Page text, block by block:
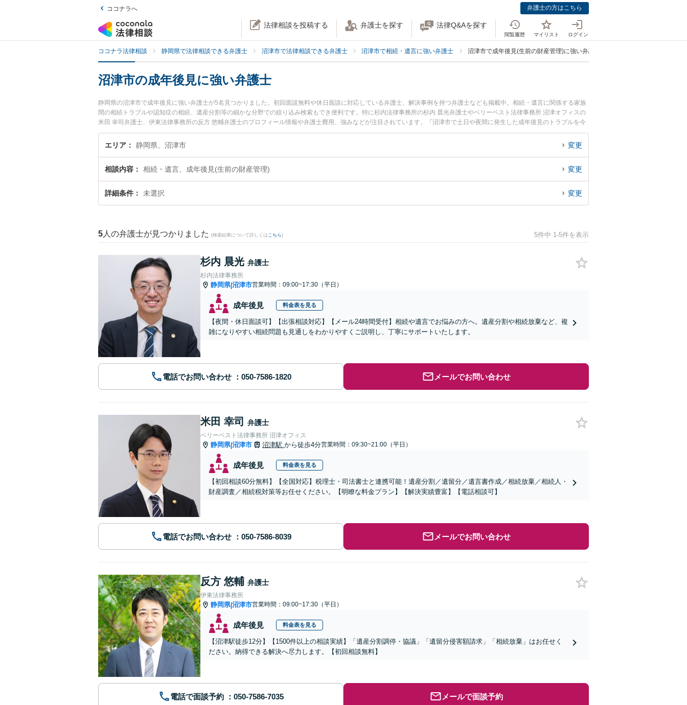
ココナラへ 弁護士の方はこちら
法律相談を投稿する 弁護士を探す 法律Q&Aを探す
閲覧履歴 マイリスト ログイン
ココナラ法律相談 静岡県で法律相談できる弁護士 沼津市で法律相談できる弁護士 沼津市で相続・遺言に強い弁護士 沼津市で成年後見(生前の財産管理)に強い弁護士
沼津市の成年後見に強い弁護士
静岡県の沼津市で成年後見に強い弁護士が5名見つかりました。初回面談無料や休日面談に対応している弁護士、解決事例を持つ弁護士なども掲載中。相続・遺言に関係する家族
間の相続トラブルや認知症の相続、遺産分割等の細かな分野での絞り込み検索もでき便利です。特に杉内法律事務所の杉内 晨光弁護士やベリーベスト法律事務所 沼津オフィスの
米田 幸司弁護士、伊東法律事務所の反方 悠輔弁護士のプロフィール情報や弁護士費用、強みなどが注目されています。『沼津市で土日や夜間に発生した成年後見のトラブルを今
すぐに弁護士に相談したい』『成年後見のトラブル解決の実績豊富な近くの弁護士を検索したい』『初回相談無料で成年後見を法律相談できる沼津市内の弁護士に相談予約した
い』などでお困りの相談者さんにおすすめです。
エリア 静岡県、沼津市 変更
相談内容 相続・遺言、成年後見(生前の財産管理) 変更
詳細条件 未選択 変更
5 人の弁護士が見つかりました (検索結果について詳しくは こちら) 5件中 1-5件を表示
杉内 晨光 弁護士
杉内法律事務所
静岡県|沼津市営業時間：09:00~17:30（平日）
成年後見 料金表を見る
【夜間・休日面談可】【出張相談対応】【メール24時間受付】相続や遺言でお悩みの方へ。遺産分割や相続放棄など、複
雑になりやすい相続問題も見通しをわかりやすくご説明し、丁寧にサポートいたします。
電話でお問い合わせ メールでお問い合わせ
米田 幸司 弁護士
ベリーベスト法律事務所 沼津オフィス
静岡県|沼津市 沼津駅 から徒歩4分営業時間：09:30~21:00（平日）
成年後見 料金表を見る
【初回相談60分無料】【全国対応】税理士・司法書士と連携可能！遺産分割／遺留分／遺言書作成／相続放棄／相続人・
財産調査／相続税対策等お任せください。【明瞭な料金プラン】【解決実績豊富】【電話相談可】
電話でお問い合わせ メールでお問い合わせ
反方 悠輔 弁護士
伊東法律事務所
静岡県|沼津市営業時間：09:00~17:30（平日）
成年後見 料金表を見る
【沼津駅徒歩12分】【1500件以上の相談実績】「遺産分割調停・協議」「遺留分侵害額請求」「相続放棄」はお任せく
ださい。納得できる解決へ尽力します。【初回相談無料】
電話で面談予約 メールで面談予約